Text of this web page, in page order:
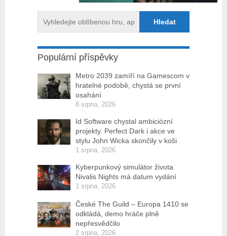
Populární příspěvky
Metro 2039 zamíří na Gamescom v
hratelné podobě, chystá se první
osahání
8 srpna, 2026
Id Software chystal ambiciózní
projekty. Perfect Dark i akce ve
stylu John Wicka skončily v koši
1 srpna, 2026
Kyberpunkový simulátor života
Nivalis Nights má datum vydání
1 srpna, 2026
České The Guild – Europa 1410 se
odkládá, demo hráče plně
nepřesvědčilo
2 srpna, 2026